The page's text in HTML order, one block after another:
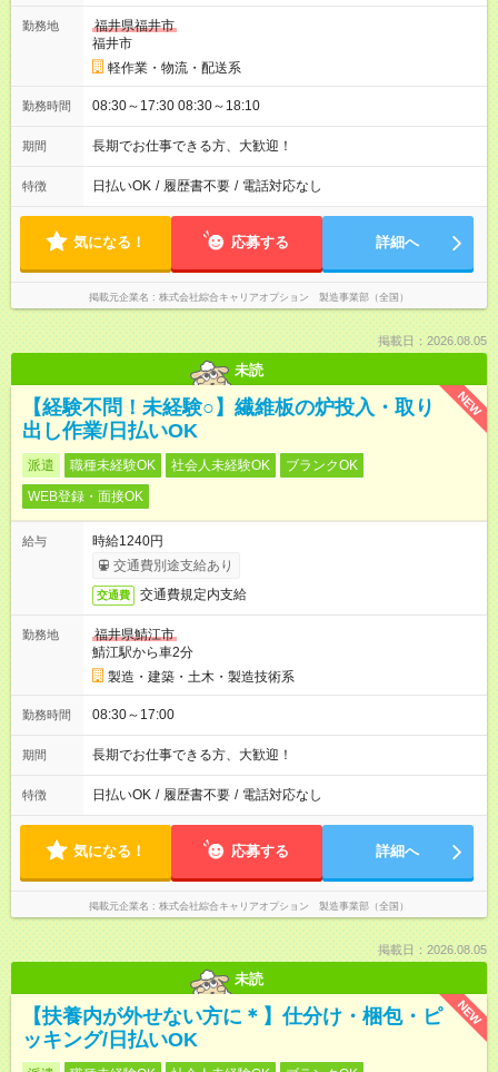
勤務地
福井県福井市
福井市
軽作業・物流・配送系
勤務時間 08:30～17:30 08:30～18:10
期間 長期でお仕事できる方、大歓迎！
特徴 日払いOK / 履歴書不要 / 電話対応なし
気になる！ 応募する 詳細へ
掲載元企業名 株式会社綜合キャリアオプション 製造事業部（全国）
掲載日：2026.08.05
未読
NEW
【経験不問！未経験○】繊維板の炉投入・取り
出し作業/日払いOK
派遣 職種未経験OK 社会人未経験OK
ブランクOK
WEB登録・面接OK
給与
時給1240円
交通費別途支給あり
交通費 交通費規定内支給
勤務地
福井県鯖江市
鯖江駅から車2分
製造・建築・土木・製造技術系
勤務時間 08:30～17:00
期間 長期でお仕事できる方、大歓迎！
特徴 日払いOK / 履歴書不要 / 電話対応なし
気になる！ 応募する 詳細へ
掲載元企業名 株式会社綜合キャリアオプション 製造事業部（全国）
掲載日：2026.08.05
未読
NEW
【扶養内が外せない方に＊】仕分け・梱包・ピ
ッキング/日払いOK